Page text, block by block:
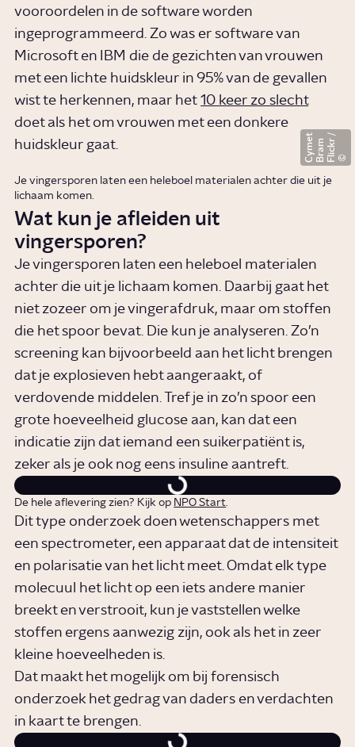
vooroordelen in de software worden
ingeprogrammeerd. Zo was er software van
Microsoft en IBM die de gezichten van vrouwen
met een lichte huidskleur in 95% van de gevallen
wist te herkennen, maar het10 keer zo slecht
doet als het om vrouwen met een donkere
huidskleur gaat.
F
l
i
c
k
r/
B
r
a
mC
y
m
e
t
Je vingersporen laten een heleboel materialen achter die uit je
lichaam komen.
Wat kun je afleiden uit
vingersporen?
Je vingersporen laten een heleboel materialen
achter die uit je lichaam komen. Daarbij gaat het
niet zozeer om je vingerafdruk, maar om stoffen
die het spoor bevat. Die kun je analyseren. Zo’n
screening kan bijvoorbeeld aan het licht brengen
dat je explosieven hebt aangeraakt, of
verdovende middelen. Tref je in zo’n spoor een
grote hoeveelheid glucose aan, kan dat een
indicatie zijn dat iemand een suikerpatiënt is,
zeker als je ook nog eens insuline aantreft.
De hele aflevering zien? Kijk op NPO Start.
Dit type onderzoek doen wetenschappers met
een spectrometer, een apparaat dat de intensiteit
en polarisatie van het licht meet. Omdat elk type
molecuul het licht op een iets andere manier
breekt en verstrooit, kun je vaststellen welke
stoffen ergens aanwezig zijn, ook als het in zeer
kleine hoeveelheden is.
Dat maakt het mogelijk om bij forensisch
onderzoek het gedrag van daders en verdachten
in kaart te brengen.